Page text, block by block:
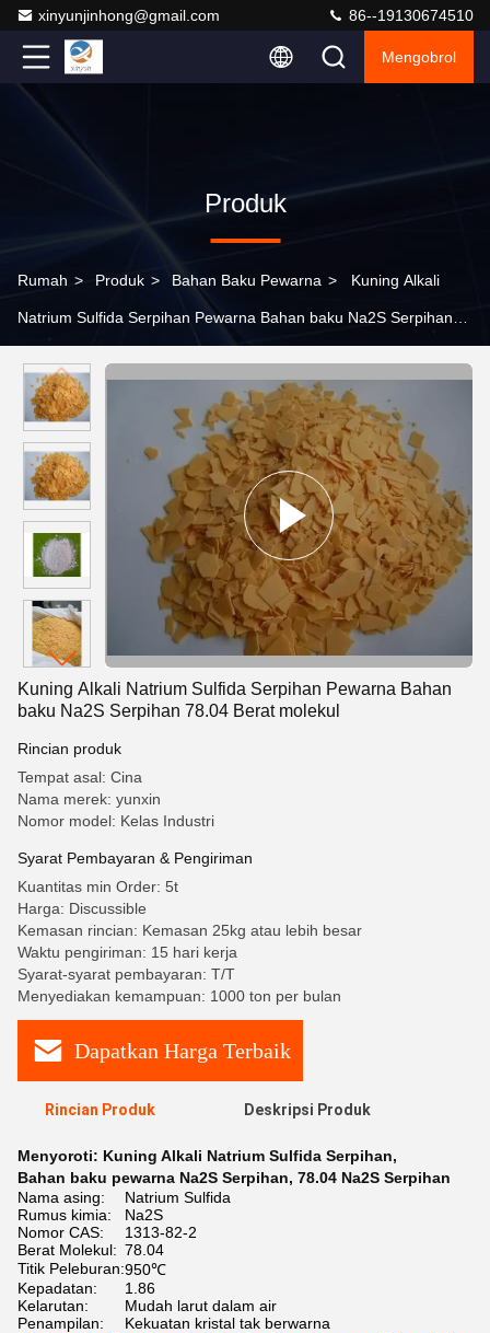
xinyunjinhong@gmail.com 86--19130674510
Mengobrol
Produk
Rumah > Produk > Bahan Baku Pewarna > Kuning Alkali
Natrium Sulfida Serpihan Pewarna Bahan baku Na2S Serpihan
Kuning Alkali Natrium Sulfida Serpihan Pewarna Bahan
baku Na2S Serpihan 78.04 Berat molekul
Rincian produk
Tempat asal: Cina
Nama merek: yunxin
Nomor model: Kelas Industri
Syarat Pembayaran & Pengiriman
Kuantitas min Order: 5t
Harga: Discussible
Kemasan rincian: Kemasan 25kg atau lebih besar
Waktu pengiriman: 15 hari kerja
Syarat-syarat pembayaran: T/T
Menyediakan kemampuan: 1000 ton per bulan
Dapatkan Harga Terbaik
Rincian Produk Deskripsi Produk
Menyoroti: Kuning Alkali Natrium Sulfida Serpihan,
Bahan baku pewarna Na2S Serpihan, 78.04 Na2S Serpihan
Nama asing:
Natrium Sulfida
Rumus kimia:
Na2S
Nomor CAS:
1313-82-2
Berat Molekul: 78.04
Titik Peleburan:950℃
Kepadatan:
1.86
Kelarutan:
Mudah larut dalam air
Penampilan:
Kekuatan kristal tak berwarna